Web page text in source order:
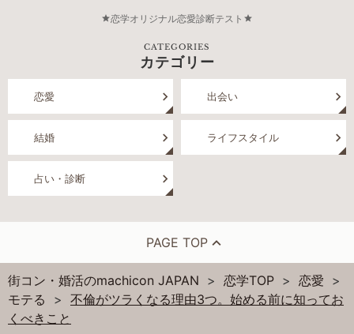
恋学オリジナル恋愛診断テスト
CATEGORIES
カテゴリー
恋愛 出会い
結婚 ライフスタイル
占い・診断
PAGE TOP
街コン・婚活のmachicon JAPAN 恋学TOP
恋愛
モテる
不倫がツラくなる理由3つ。始める前に知ってお
くべきこと